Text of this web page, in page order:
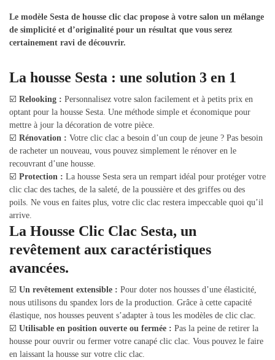
Le modèle Sesta de housse clic clac propose à votre salon un mélange
de simplicité et d’originalité pour un résultat que vous serez
certainement ravi de découvrir.
La housse Sesta : une solution 3 en 1
☑️ Relooking : Personnalisez votre salon facilement et à petits prix en
optant pour la housse Sesta. Une méthode simple et économique pour
mettre à jour la décoration de votre pièce.
☑️ Rénovation : Votre clic clac a besoin d’un coup de jeune ? Pas besoin
de racheter un nouveau, vous pouvez simplement le rénover en le
recouvrant d’une housse.
☑️ Protection : La housse Sesta sera un rempart idéal pour protéger votre
clic clac des taches, de la saleté, de la poussière et des griffes ou des
poils. Ne vous en faites plus, votre clic clac restera impeccable quoi qu’il
arrive.
La Housse Clic Clac Sesta, un
revêtement aux caractéristiques
avancées.
☑️ Un revêtement extensible : Pour doter nos housses d’une élasticité,
nous utilisons du spandex lors de la production. Grâce à cette capacité
élastique, nos housses peuvent s’adapter à tous les modèles de clic clac.
☑️ Utilisable en position ouverte ou fermée : Pas la peine de retirer la
housse pour ouvrir ou fermer votre canapé clic clac. Vous pouvez le faire
en laissant la housse sur votre clic clac.